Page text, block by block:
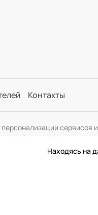
Контакты
файлы «cookie»,
Находясь на